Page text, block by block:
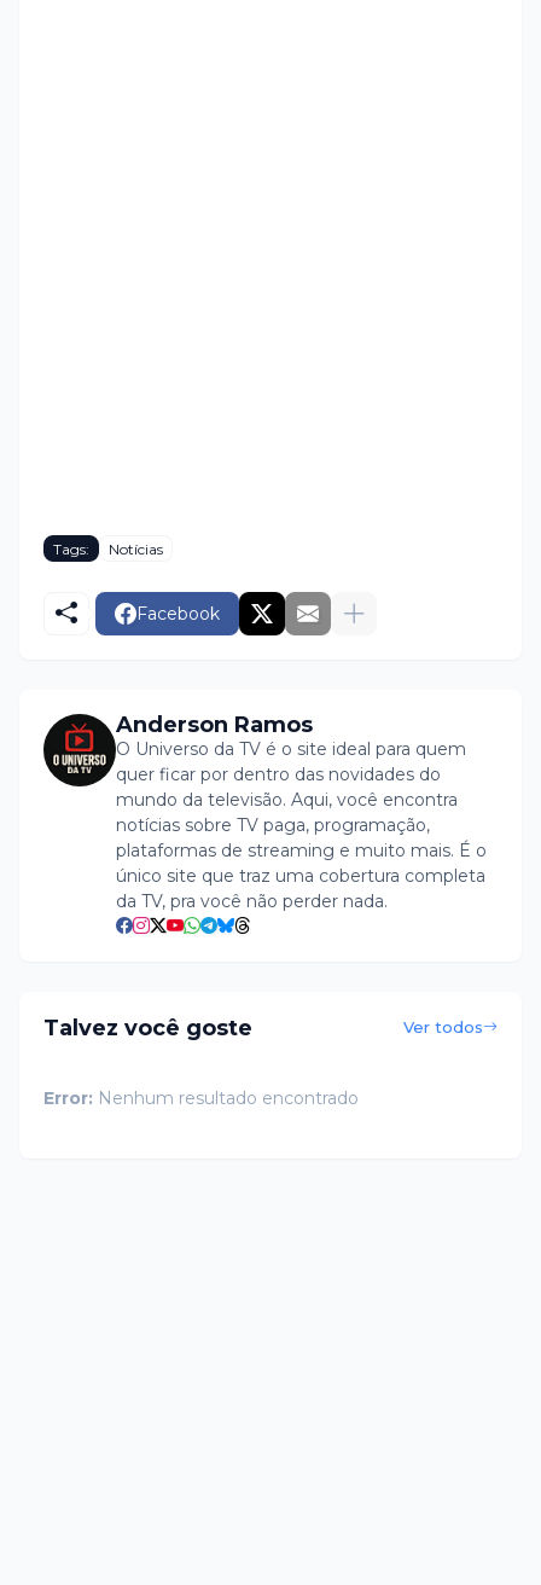
Tags: Notícias
Facebook
Anderson Ramos
O Universo da TV é o site ideal para quem
quer ficar por dentro das novidades do
mundo da televisão. Aqui, você encontra
notícias sobre TV paga, programação,
plataformas de streaming e muito mais. É o
único site que traz uma cobertura completa
da TV, pra você não perder nada.
Talvez você goste Ver todos
Error: Nenhum resultado encontrado